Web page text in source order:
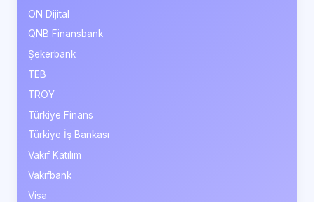
ON Dijital
QNB Finansbank
Şekerbank
TEB
TROY
Türkiye Finans
Türkiye İş Bankası
Vakıf Katılım
Vakıfbank
Visa